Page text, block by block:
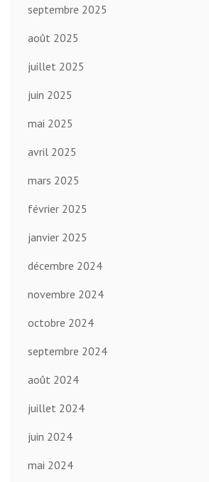
septembre 2025
août 2025
juillet 2025
juin 2025
mai 2025
avril 2025
mars 2025
février 2025
janvier 2025
décembre 2024
novembre 2024
octobre 2024
septembre 2024
août 2024
juillet 2024
juin 2024
mai 2024